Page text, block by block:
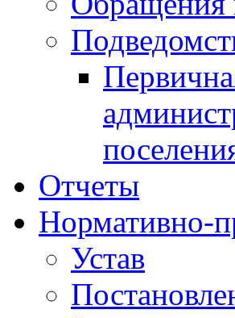
Отчеты
Нормативно-
Устав